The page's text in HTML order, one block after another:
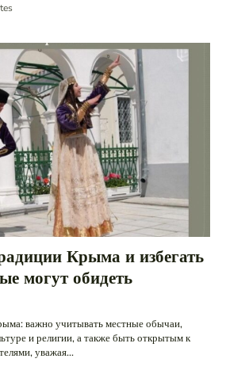
Крыма и избегать
могут обидеть
важно учитывать местные обычаи,
и религии, а также быть открытым к
уважая...